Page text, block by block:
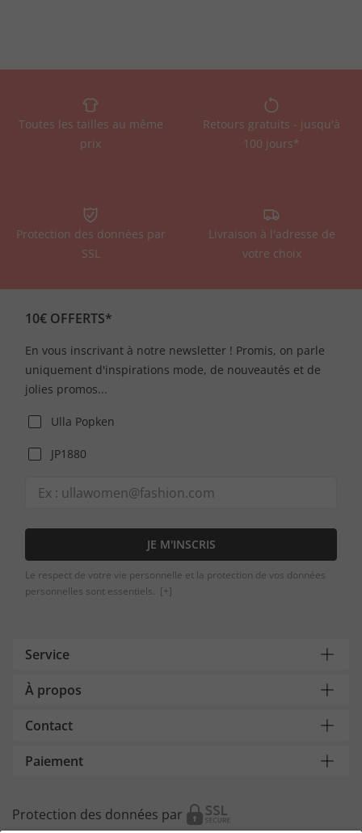
Toutes les tailles au même
prix
Retours gratuits - jusqu'à
100 jours*
Protection des données par
SSL
Livraison à l'adresse de
votre choix
10€ OFFERTS*
En vous inscrivant à notre newsletter ! Promis, on parle
uniquement d'inspirations mode, de nouveautés et de
jolies promos...
Ulla Popken
JP1880
JE M'INSCRIS
Le respect de votre vie personnelle et la protection de vos données
personnelles sont essentiels. [+]
Service
À propos
Contact
Paiement
Protection des données par